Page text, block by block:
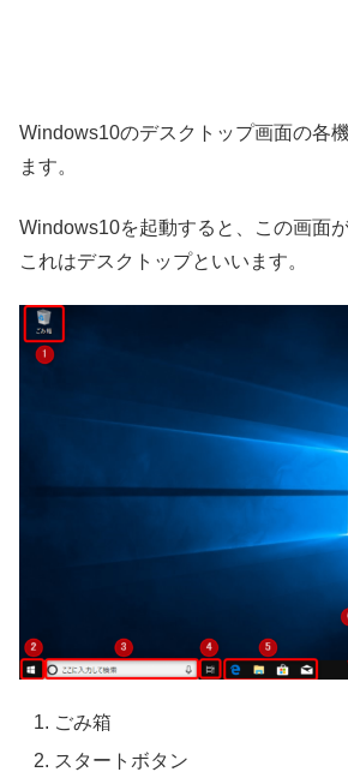
Windows10のデスクトップ画面の各
ます。
Windows10を起動すると、この画面
これはデスクトップといいます。
ごみ箱
スタートボタン